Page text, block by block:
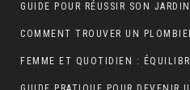
GUIDE POUR RÉUSSIR SON